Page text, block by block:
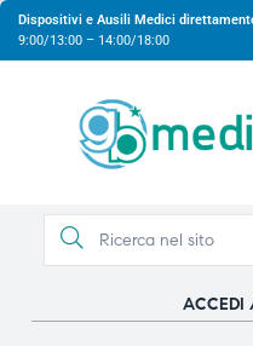
Dispositivi e Ausili Medici
9:00/13:00 – 14:00/18:00
ACCEDI